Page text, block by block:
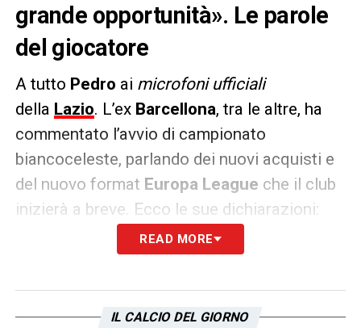
grande opportunità». Le parole
del giocatore
A tutto Pedro ai microfoni ufficiali
della Lazio. L’ex Barcellona, tra le altre, ha
commentato l’avvio di campionato
biancoceleste, parlando dei nuovi acquisti e
del nuovo format Europa League che il club
inizierà a breve. Ecco le sue dichiarazioni:
EUROPA LEAGUE –«Sarà bellissimo
Vedremo come fare. Sono tutte buone
READ MORE
IL CALCIO DEL GIORNO